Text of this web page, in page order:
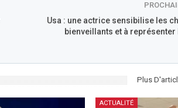
Usa : une actrice sensibilise les
bienveillants et à représenter
Plus
ACTUALITÉ